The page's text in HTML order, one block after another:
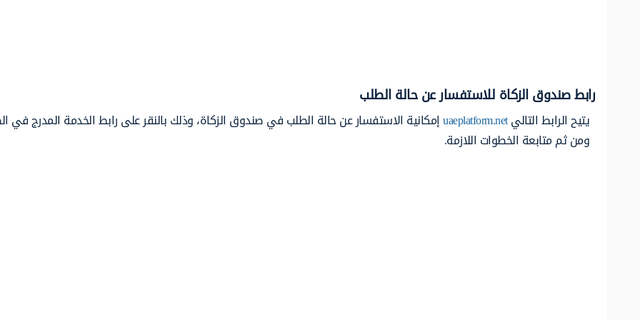
رابط صندوق الزكاة للاستفسار عن حالة الطلب
يتيح الرابط التاليuaeplatform.netإمكانية الاستفسار عن حالة الطلب في صندوق الزكاة، وذلك بالنقر على رابط الخدمة المدرج في
ومن ثم متابعة الخطوات اللازمة.